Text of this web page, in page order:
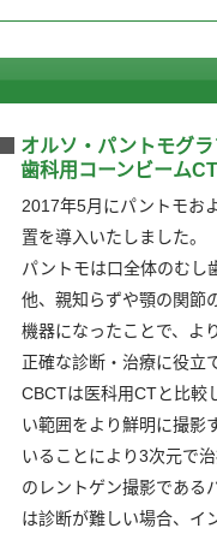
オルソ・パントモグ
歯科用コーンビーム
2017年5月にパントモお
置を導入いたしました。
パントモは口全体のむし
他、親知らずや顎の関節
機器になったことで、よ
正確な診断・治療に役立
CBCTは医科用CTと比較
い範囲をより鮮明に撮影
いることにより3次元で
のレントゲン撮影である
は診断が難しい場合、イ